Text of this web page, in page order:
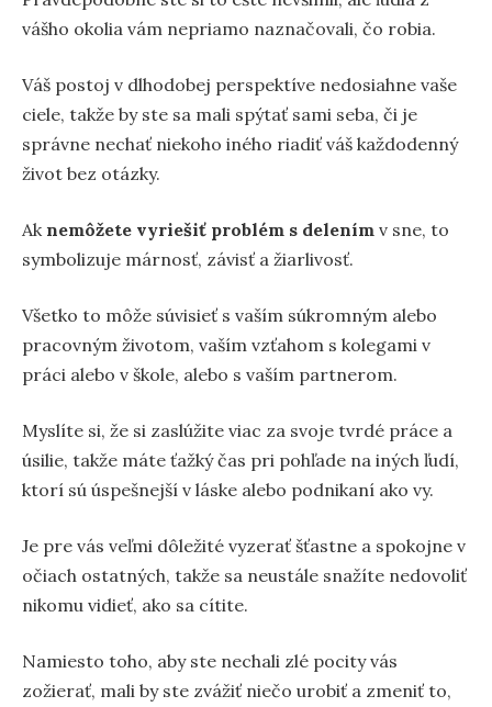
vášho okolia vám nepriamo naznačovali, čo robia.
Váš postoj v dlhodobej perspektíve nedosiahne vaše
ciele, takže by ste sa mali spýtať sami seba, či je
správne nechať niekoho iného riadiť váš každodenný
život bez otázky.
Ak nemôžete vyriešiť problém s delením v sne, to
symbolizuje márnosť, závisť a žiarlivosť.
Všetko to môže súvisieť s vaším súkromným alebo
pracovným životom, vaším vzťahom s kolegami v
práci alebo v škole, alebo s vaším partnerom.
Myslíte si, že si zaslúžite viac za svoje tvrdé práce a
úsilie, takže máte ťažký čas pri pohľade na iných ľudí,
ktorí sú úspešnejší v láske alebo podnikaní ako vy.
Je pre vás veľmi dôležité vyzerať šťastne a spokojne v
očiach ostatných, takže sa neustále snažíte nedovoliť
nikomu vidieť, ako sa cítite.
Namiesto toho, aby ste nechali zlé pocity vás
zožierať, mali by ste zvážiť niečo urobiť a zmeniť to,